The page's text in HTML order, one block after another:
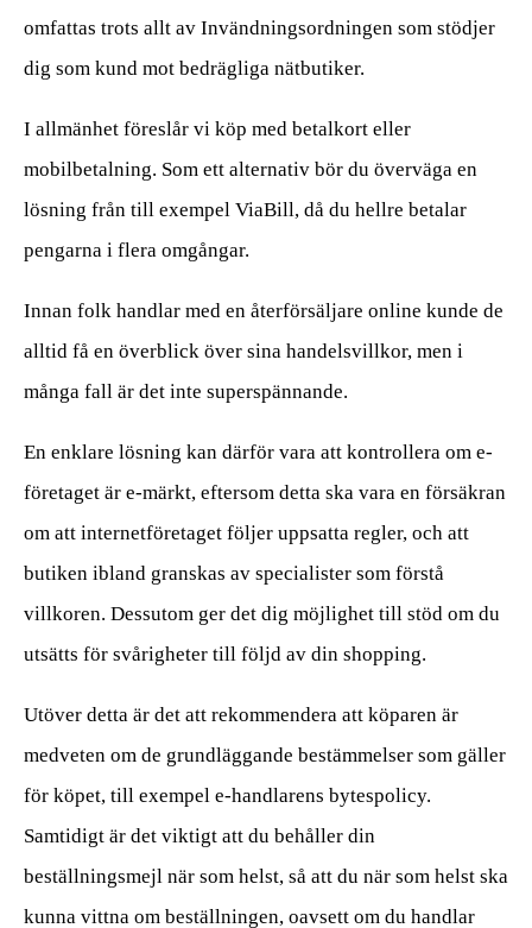
omfattas trots allt av Invändningsordningen som stödjer
dig som kund mot bedrägliga nätbutiker.
I allmänhet föreslår vi köp med betalkort eller
mobilbetalning. Som ett alternativ bör du överväga en
lösning från till exempel ViaBill, då du hellre betalar
pengarna i flera omgångar.
Innan folk handlar med en återförsäljare online kunde de
alltid få en överblick över sina handelsvillkor, men i
många fall är det inte superspännande.
En enklare lösning kan därför vara att kontrollera om e-
företaget är e-märkt, eftersom detta ska vara en försäkran
om att internetföretaget följer uppsatta regler, och att
butiken ibland granskas av specialister som förstå
villkoren. Dessutom ger det dig möjlighet till stöd om du
utsätts för svårigheter till följd av din shopping.
Utöver detta är det att rekommendera att köparen är
medveten om de grundläggande bestämmelser som gäller
för köpet, till exempel e-handlarens bytespolicy.
Samtidigt är det viktigt att du behåller din
beställningsmejl när som helst, så att du när som helst ska
kunna vittna om beställningen, oavsett om du handlar